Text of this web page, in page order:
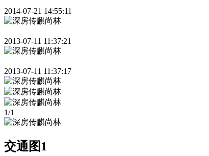
2014-07-21 14:55:11
2013-07-11 11:37:21
2013-07-11 11:37:17
1/1
交通图1